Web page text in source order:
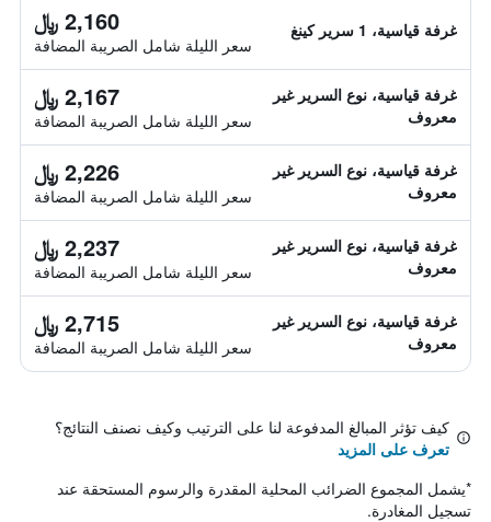
غرفة قياسية، 1 سرير كينغ 2,160 ﷼
سعر الليلة شامل الصريبة المضافة
غرفة قياسية، نوع السرير غير
معروف
2,167 ﷼
سعر الليلة شامل الصريبة المضافة
غرفة قياسية، نوع السرير غير
معروف
2,226 ﷼
سعر الليلة شامل الصريبة المضافة
غرفة قياسية، نوع السرير غير
معروف
2,237 ﷼
سعر الليلة شامل الصريبة المضافة
غرفة قياسية، نوع السرير غير
معروف
2,715 ﷼
سعر الليلة شامل الصريبة المضافة
كيف تؤثر المبالغ المدفوعة لنا على الترتيب وكيف نصنف النتائج؟
تعرف على المزيد
*يشمل المجموع الضرائب المحلية المقدرة والرسوم المستحقة عند
تسجيل المغادرة.